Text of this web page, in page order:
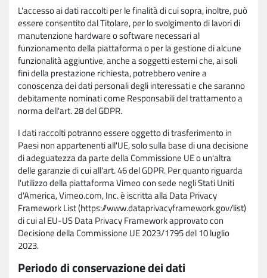
L'accesso ai dati raccolti per le finalità di cui sopra, inoltre, può
essere consentito dal Titolare, per lo svolgimento di lavori di
manutenzione hardware o software necessari al
funzionamento della piattaforma o per la gestione di alcune
funzionalità aggiuntive, anche a soggetti esterni che, ai soli
fini della prestazione richiesta, potrebbero venire a
conoscenza dei dati personali degli interessati e che saranno
debitamente nominati come Responsabili del trattamento a
norma dell'art. 28 del GDPR.
I dati raccolti potranno essere oggetto di trasferimento in
Paesi non appartenenti all'UE, solo sulla base di una decisione
di adeguatezza da parte della Commissione UE o un'altra
delle garanzie di cui all'art. 46 del GDPR. Per quanto riguarda
l'utilizzo della piattaforma Vimeo con sede negli Stati Uniti
d'America, Vimeo.com, Inc. è iscritta alla Data Privacy
Framework List (https://www.dataprivacyframework.gov/list)
di cui al EU-US Data Privacy Framework approvato con
Decisione della Commissione UE 2023/1795 del 10 luglio
2023.
Periodo di conservazione dei dati